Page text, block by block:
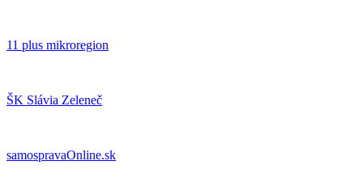
11 plus mikroregion
ŠK Slávia Zeleneč
samospravaOnline.sk